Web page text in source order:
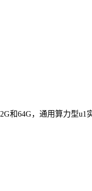
和64G，通用算力型